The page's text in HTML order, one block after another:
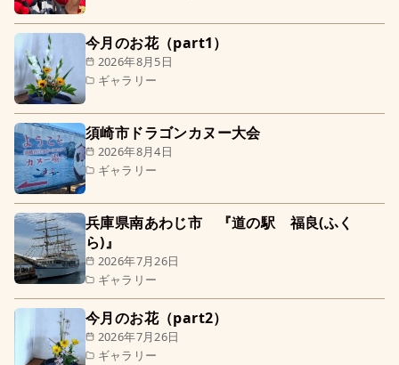
2026年8月5日
ギャラリー
今月のお花（part1）
2026年8月4日
ギャラリー
須崎市ドラゴンカヌー大会
2026年7月26日
ギャラリー
兵庫県南あわじ市 『道の駅 福良(ふく
ら)』
2026年7月26日
ギャラリー
今月のお花（part2）